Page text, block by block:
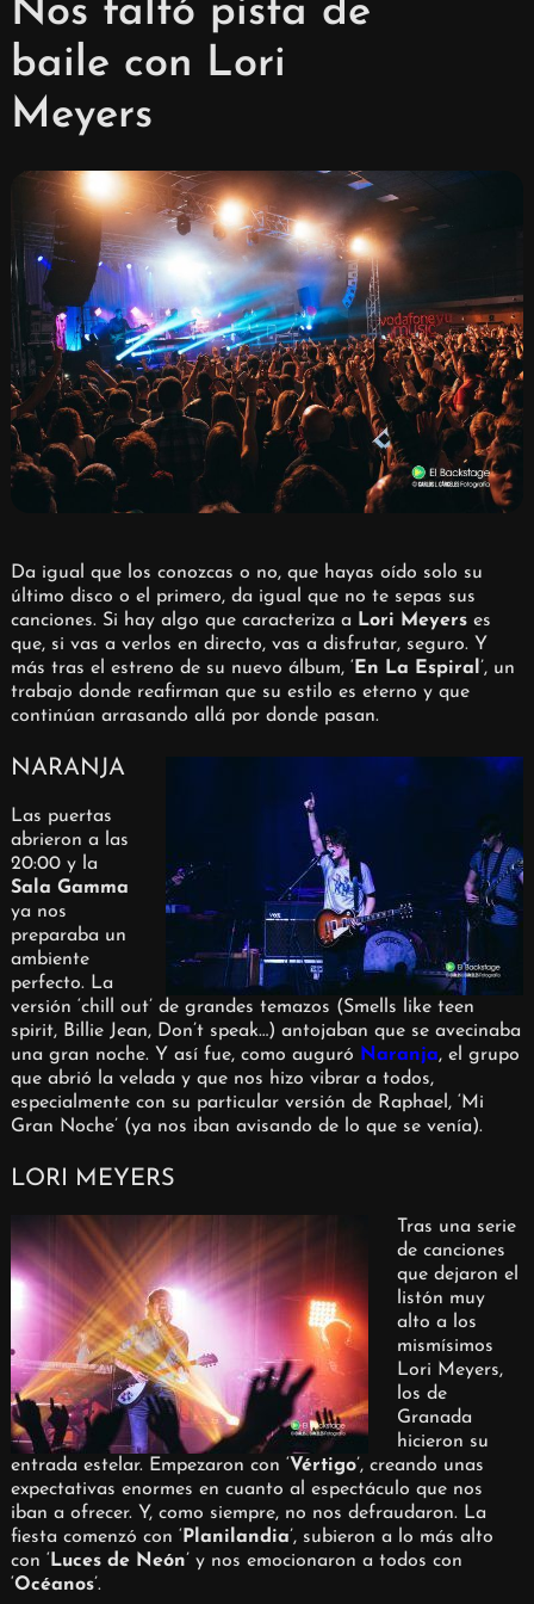
Nos faltó pista de
baile con Lori
Meyers
Da igual que los conozcas o no, que hayas oído solo su
último disco o el primero, da igual que no te sepas sus
canciones. Si hay algo que caracteriza a Lori Meyerses
que, si vas a verlos en directo, vas a disfrutar, seguro. Y
más tras el estreno de su nuevo álbum, ‘ En La Espiral ’, un
trabajo donde reafirman que su estilo es eterno y que
continúan arrasando allá por donde pasan.
NARANJA
Las puertas
abrieron a las
20:00 y la
Sala Gamma
ya nos
preparaba un
ambiente
perfecto. La
versión ‘chill out’ de grandes temazos (Smells like teen
spirit, Billie Jean, Don’t speak…) antojaban que se avecinaba
una gran noche. Y así fue, como auguró Naranja, el grupo
que abrió la velada y que nos hizo vibrar a todos,
especialmente con su particular versión de Raphael, ‘Mi
Gran Noche’ (ya nos iban avisando de lo que se venía).
LORI MEYERS
Tras una serie
de canciones
que dejaron el
listón muy
alto a los
mismísimos
Lori Meyers,
los de
Granada
hicieron su
entrada estelar. Empezaron con ‘Vértigo’, creando unas
expectativas enormes en cuanto al espectáculo que nos
iban a ofrecer. Y, como siempre, no nos defraudaron. La
fiesta comenzó con ‘ Planilandia’, subieron a lo más alto
con ‘ Luces de Neón’ y nos emocionaron a todos con
‘Océanos’.